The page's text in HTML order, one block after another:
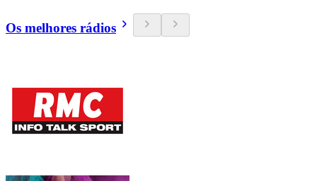
Os melhores rádios